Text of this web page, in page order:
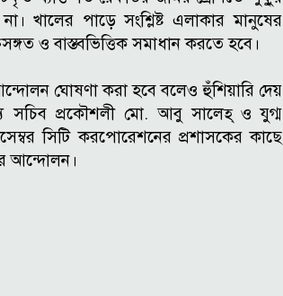
খালের পাড়ে সংশ্লিষ্ট এলাকার মানুষের
ও বাস্তবভিত্তিক সমাধান করতে হবে।
ঘোষণা করা হবে বলেও হুঁশিয়ারি দেয়
সচিব প্রকৌশলী মো. আবু সালেহ্ ও যুগ্ম
সিটি করপোরেশনের প্রশাসকের কাছে
আন্দোলন।